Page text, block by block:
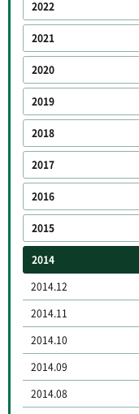
2022
2021
2020
2019
2018
2017
2016
2015
2014
2014.12
2014.11
2014.10
2014.09
2014.08